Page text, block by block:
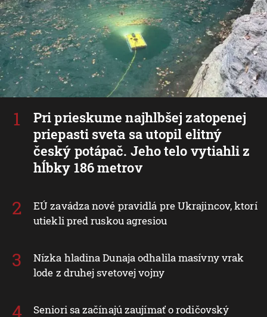
Pri prieskume najhlbšej zatopenej
priepasti sveta sa utopil elitný
český potápač. Jeho telo vytiahli z
hĺbky 186 metrov
EÚ zavádza nové pravidlá pre Ukrajincov, ktorí
utiekli pred ruskou agresiou
Nízka hladina Dunaja odhalila masívny vrak
lode z druhej svetovej vojny
Seniori sa začínajú zaujímať o rodičovský